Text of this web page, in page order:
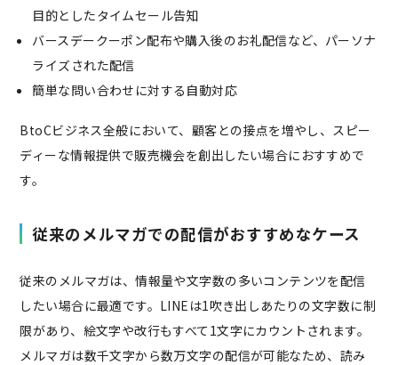
目的としたタイムセール告知
バースデークーポン配布や購入後のお礼配信など、パーソナ
ライズされた配信
簡単な問い合わせに対する自動対応
BtoCビジネス全般において、顧客との接点を増やし、スピー
ディーな情報提供で販売機会を創出したい場合におすすめで
す。
従来のメルマガでの配信がおすすめなケース
従来のメルマガは、情報量や文字数の多いコンテンツを配信
したい場合に最適です。LINEは1吹き出しあたりの文字数に制
限があり、絵文字や改行もすべて1文字にカウントされます。
メルマガは数千文字から数万文字の配信が可能なため、読み